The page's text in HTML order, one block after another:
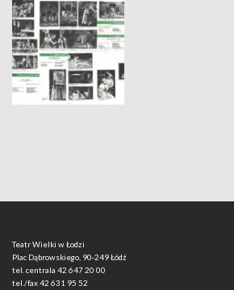
Teatr Wielki w Łodzi
Plac Dąbrowskiego, 90-249 Łódź
tel. centrala 42 647 20 00
tel./fax42 631 95 52